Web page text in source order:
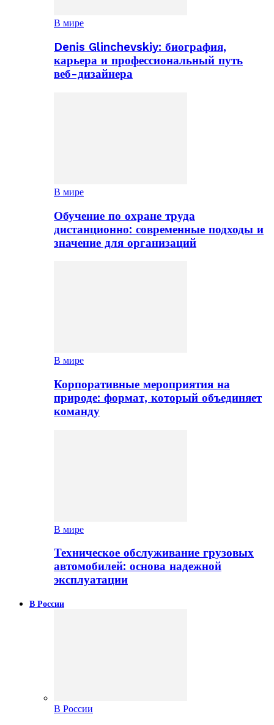
В мире
Denis Glinchevskiy: биография,
карьера и профессиональный путь
веб-дизайнера
В мире
Обучение по охране труда
дистанционно: современные подходы и
значение для организаций
В мире
Корпоративные мероприятия на
природе: формат, который объединяет
команду
В мире
Техническое обслуживание грузовых
автомобилей: основа надежной
эксплуатации
В России
В России